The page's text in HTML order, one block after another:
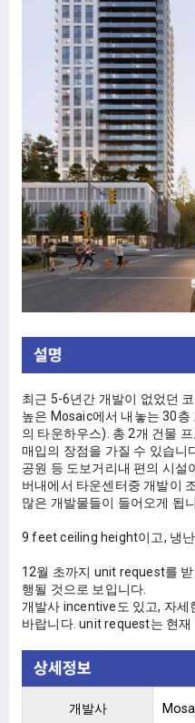
최근 5-6년간 개발이 없었던
높은 Mosaic에서 내놓는 30
의 타운하우스). 총 2개 건물
매입의 장점을 가질 수 있습니
공원 등 도보거리내 편의 시설
버내에서 타운센터중 개발이
많은 개발물들이 들어오게 됩
9 feet ceiling height이고, 냉
12월 초까지 unit request를
행될 것으로 보입니다.
개발사 incentive도 있고, 자세
바랍니다. unit request는 현재
개발사